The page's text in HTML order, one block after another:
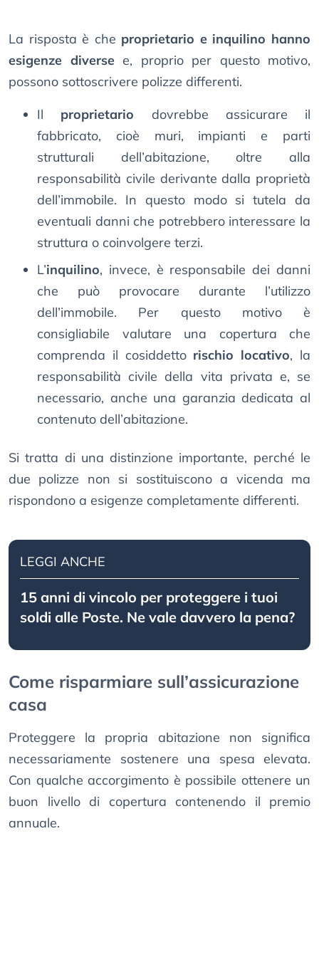
La risposta è che proprietario e inquilino hanno
esigenze diversee, proprio per questo motivo,
possono sottoscrivere polizze differenti.
Il proprietario dovrebbe assicurare il
fabbricato, cioè muri, impianti e parti
strutturali dell’abitazione, oltre alla
responsabilità civile derivante dalla proprietà
dell’immobile. In questo modo si tutela da
eventuali danni che potrebbero interessare la
struttura o coinvolgere terzi.
L’inquilino, invece, è responsabile dei danni
che può provocare durante l’utilizzo
dell’immobile. Per questo motivo è
consigliabile valutare una copertura che
comprenda il cosiddetto rischio locativo, la
responsabilità civile della vita privata e, se
necessario, anche una garanzia dedicata al
contenuto dell’abitazione.
Si tratta di una distinzione importante, perché le
due polizze non si sostituiscono a vicenda ma
rispondono a esigenze completamente differenti.
LEGGI ANCHE
15 anni di vincolo per proteggere i tuoi
soldi alle Poste. Ne vale davvero la pena?
Come risparmiare sull’assicurazione
casa
Proteggere la propria abitazione non significa
necessariamente sostenere una spesa elevata.
Con qualche accorgimento è possibile ottenere un
buon livello di copertura contenendo il premio
annuale.